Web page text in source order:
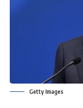
Getty Images